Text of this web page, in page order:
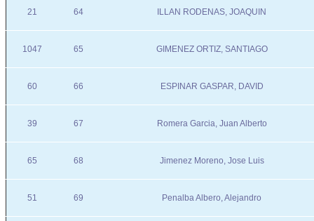
21 64 ILLAN RODENAS, JOAQUIN
1047 65 GIMENEZ ORTIZ, SANTIAGO
60 66 ESPINAR GASPAR, DAVID
39 67 Romera Garcia, Juan Alberto
65 68 Jimenez Moreno, Jose Luis
51 69 Penalba Albero, Alejandro